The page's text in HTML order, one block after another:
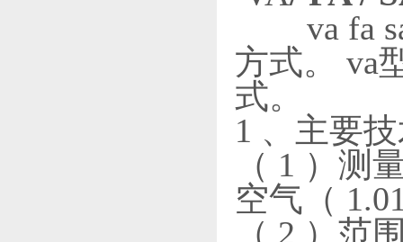
va fa sa
方式。 va
式。
1 、主要
（ 1 ）测
空气（
（ 2 ）范